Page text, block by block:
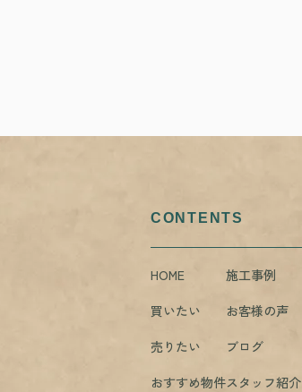
CONTENTS
HOME
施工事例
買いたい
お客様の声
売りたい
ブログ
おすすめ物件スタッフ紹介